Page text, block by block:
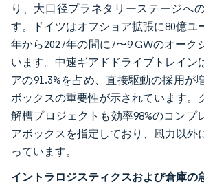
り、大口径プラネタリーステージへ
す。ドイツはオフショア拡張に80億ユ
年から2027年の間に7〜9 GWのオーク
います。中速ギアドドライブトレイン
アの91.3%を占め、直接駆動の採用が
ボックスの重要性が示されています。
解槽プロジェクトも効率98%のコンプ
アボックスを指定しており、風力以外
っています。
イントラロジスティクスおよび倉庫の